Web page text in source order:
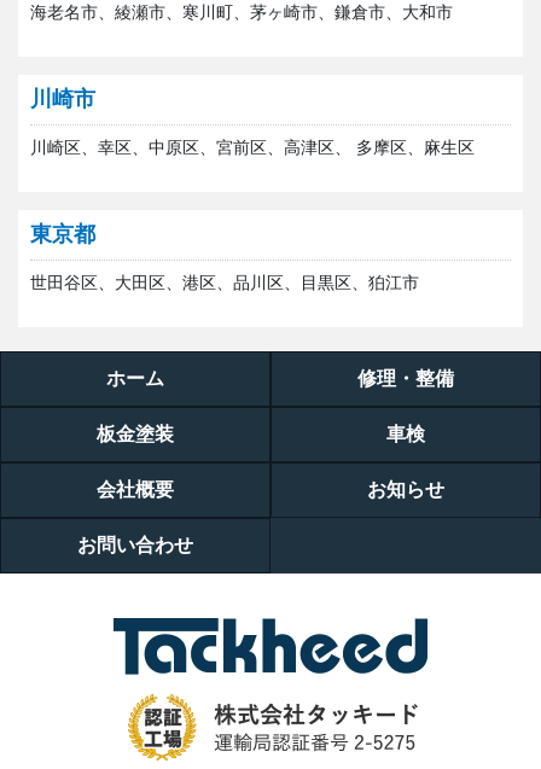
海老名市、綾瀬市、寒川町、茅ヶ崎市、鎌倉市、大和市
川崎市
川崎区、幸区、中原区、宮前区、高津区、 多摩区、麻生区
東京都
世田谷区、大田区、港区、品川区、目黒区、狛江市
ホーム 修理・整備
板金塗装 車検
会社概要 お知らせ
お問い合わせ